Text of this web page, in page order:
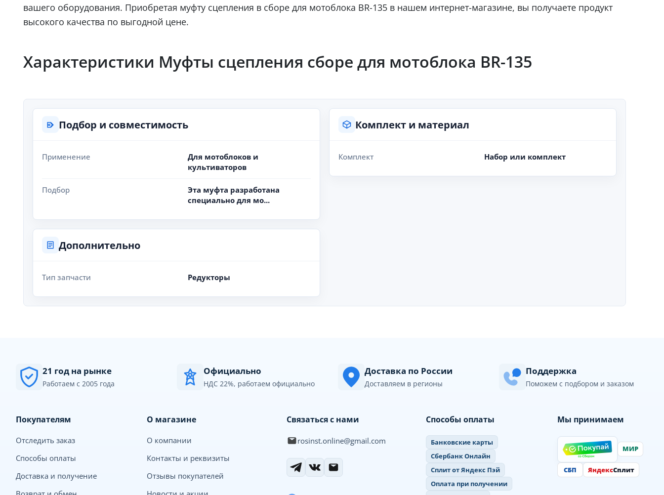
вашего оборудования. Приобретая муфту сцепления в сборе для мотоблока BR-135 в нашем интернет-магазине, вы получаете продукт
высокого качества по выгодной цене.
Характеристики Муфты сцепления сборе для мотоблока BR-135
Подбор и совместимость
Применение
Для мотоблоков и
культиваторов
Подбор
Эта муфта разработана
специально для мо...
Комплект и материал
Комплект Набор или комплект
Дополнительно
Тип запчасти Редукторы
21 год на рынке
Работаем с 2005 года
Официально
НДС 22%, работаем официально
Доставка по России
Доставляем в регионы
Поддержка
Поможем с подбором и заказом
Покупателям
Отследить заказ
Способы оплаты
Доставка и получение
О магазине
О компании
Контакты и реквизиты
Отзывы покупателей
Связаться с нами
rosinst.online@gmail.com
Способы оплаты
Банковские карты
Сбербанк Онлайн
Сплит от Яндекс Пэй
Оплата при получении
Мы принимаем
МИР
СБП ЯндексСплит